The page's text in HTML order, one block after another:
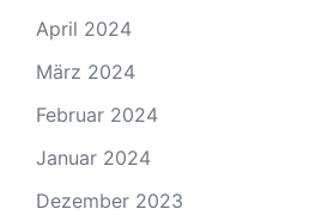
April 2024
März 2024
Februar 2024
Januar 2024
Dezember 2023